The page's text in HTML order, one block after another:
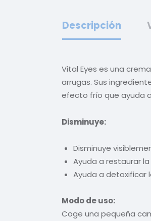
Descripción
Vital Eyes es una
arrugas. Sus
efecto frío que ayuda
Disminuye:
Disminuye
Ayuda a restaurar
Ayuda a detoxificar
Modo de uso:
Coge una pequeña